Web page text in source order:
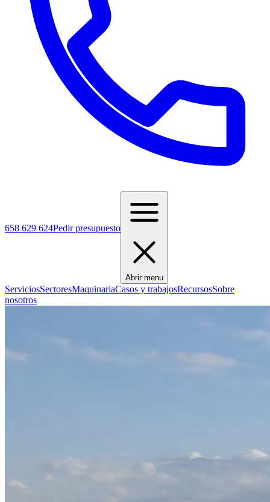
658 629 624Pedir presupuesto
Abrir menu
ServiciosSectoresMaquinariaCasos y trabajosRecursosSobre
nosotros